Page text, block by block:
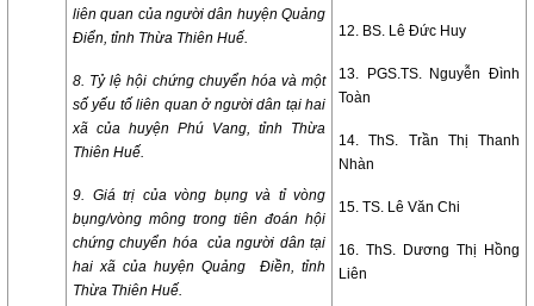
liên quan của người dân huyện Quảng
Điển, tỉnh Thừa Thiên Huế.
8. Tỷ lệ hội chứng chuyển hóa và một
số yếu tố liên quan ở người dân tại hai
xã của huyện Phú Vang, tỉnh Thừa
Thiên Huế.
9. Giá trị của vòng bụng và tỉ vòng
bụng/vòng mông trong tiên đoán hội
chứng chuyển hóa của người dân tại
hai xã của huyện Quảng Điền, tỉnh
Thừa Thiên Huế.
12. BS. Lê Đức Huy
13. PGS.TS. Nguyễn Đình
Toàn
14. ThS. Trần Thị Thanh
Nhàn
15. TS. Lê Văn Chi
16. ThS. Dương Thị Hồng
Liên